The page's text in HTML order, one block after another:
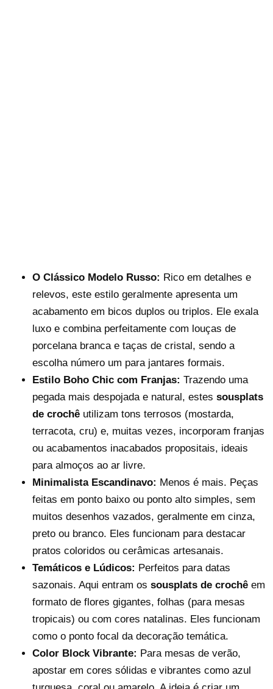
O Clássico Modelo Russo: Rico em detalhes e
relevos, este estilo geralmente apresenta um
acabamento em bicos duplos ou triplos. Ele exala
luxo e combina perfeitamente com louças de
porcelana branca e taças de cristal, sendo a
escolha número um para jantares formais.
Estilo Boho Chic com Franjas: Trazendo uma
pegada mais despojada e natural, estes sousplats
de crochêutilizam tons terrosos (mostarda,
terracota, cru) e, muitas vezes, incorporam franjas
ou acabamentos inacabados propositais, ideais
para almoços ao ar livre.
Minimalista Escandinavo: Menos é mais. Peças
feitas em ponto baixo ou ponto alto simples, sem
muitos desenhos vazados, geralmente em cinza,
preto ou branco. Eles funcionam para destacar
pratos coloridos ou cerâmicas artesanais.
Temáticos e Lúdicos: Perfeitos para datas
sazonais. Aqui entram os sousplats de crochêem
formato de flores gigantes, folhas (para mesas
tropicais) ou com cores natalinas. Eles funcionam
como o ponto focal da decoração temática.
Color Block Vibrante: Para mesas de verão,
apostar em cores sólidas e vibrantes como azul